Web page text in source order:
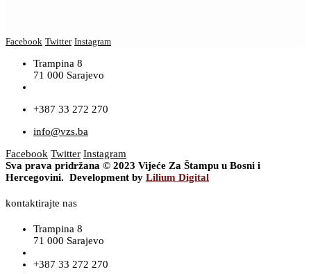
Facebook Twitter Instagram
Trampina 8
71 000 Sarajevo
+387 33 272 270
info@vzs.ba
Facebook Twitter Instagram
Sva prava pridržana © 2023 Vijeće Za Štampu u Bosni i
Hercegovini. Development by Lilium Digital
kontaktirajte nas
Trampina 8
71 000 Sarajevo
+387 33 272 270